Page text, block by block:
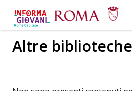
Altre biblioteche